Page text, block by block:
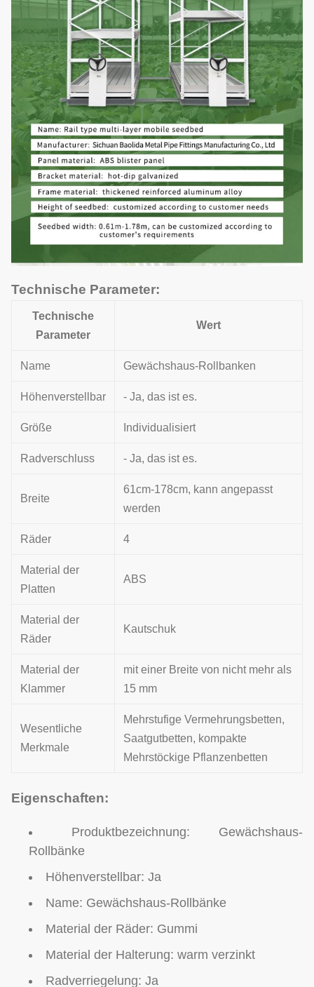
Technische Parameter:
Technische
Parameter
Wert
Name Gewächshaus-Rollbanken
Höhenverstellbar - Ja, das ist es.
Größe Individualisiert
Radverschluss - Ja, das ist es.
Breite
61cm-178cm, kann angepasst
werden
Räder 4
Material der
Platten
ABS
Material der
Räder
Kautschuk
Material der
Klammer
mit einer Breite von nicht mehr als
15 mm
Wesentliche
Merkmale
Mehrstufige Vermehrungsbetten,
Saatgutbetten, kompakte
Mehrstöckige Pflanzenbetten
Eigenschaften:
Produktbezeichnung: Gewächshaus-
Rollbänke
Höhenverstellbar: Ja
Name: Gewächshaus-Rollbänke
Material der Räder: Gummi
Material der Halterung: warm verzinkt
Radverriegelung: Ja